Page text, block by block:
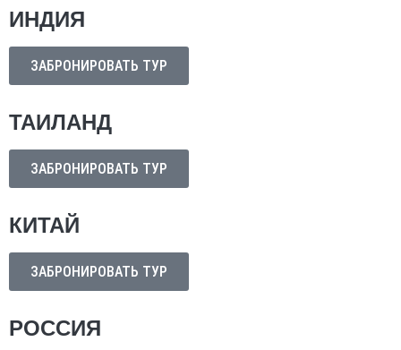
ИНДИЯ
ЗАБРОНИРОВАТЬ ТУР
ТАИЛАНД
ЗАБРОНИРОВАТЬ ТУР
КИТАЙ
ЗАБРОНИРОВАТЬ ТУР
РОССИЯ